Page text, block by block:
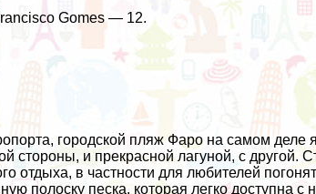
Gomes — 12.
городской пляж Фаро на самом деле
стороны, и прекрасной лагуной, с другой.
отдыха, в частности для любителей
полоску песка, которая легко доступна